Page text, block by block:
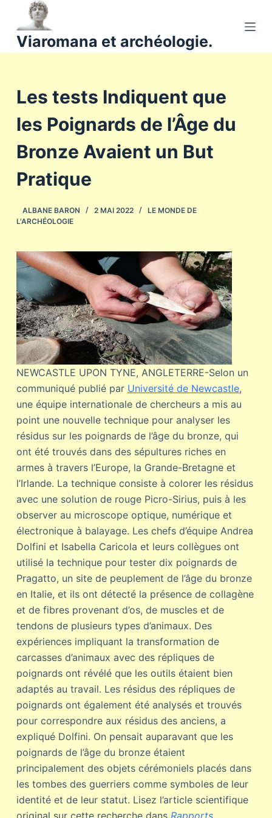
a
o
n
n
Viaromana et archéologie.
Les tests Indiquent que
les Poignards de l’Âge du
Bronze Avaient un But
Pratique
ALBANE BARON 2 MAI 2022
LE MONDE DE
L'ARCHÉOLOGIE
NEWCASTLE UPON TYNE, ANGLETERRE-Selon un
communiqué publié par Université de Newcastle,
une équipe internationale de chercheurs a mis au
point une nouvelle technique pour analyser les
résidus sur les poignards de l’âge du bronze, qui
ont été trouvés dans des sépultures riches en
armes à travers l’Europe, la Grande-Bretagne et
l’Irlande. La technique consiste à colorer les résidus
avec une solution de rouge Picro-Sirius, puis à les
observer au microscope optique, numérique et
électronique à balayage. Les chefs d’équipe Andrea
Dolfini et Isabella Caricola et leurs collègues ont
utilisé la technique pour tester dix poignards de
Pragatto, un site de peuplement de l’âge du bronze
en Italie, et ils ont détecté la présence de collagène
et de fibres provenant d’os, de muscles et de
tendons de plusieurs types d’animaux. Des
expériences impliquant la transformation de
carcasses d’animaux avec des répliques de
poignards ont révélé que les outils étaient bien
adaptés au travail. Les résidus des répliques de
poignards ont également été analysés et trouvés
pour correspondre aux résidus des anciens, a
expliqué Dolfini. On pensait auparavant que les
poignards de l’âge du bronze étaient
principalement des objets cérémoniels placés dans
les tombes des guerriers comme symboles de leur
identité et de leur statut. Lisez l’article scientifique
original sur cette recherche dans Rapports